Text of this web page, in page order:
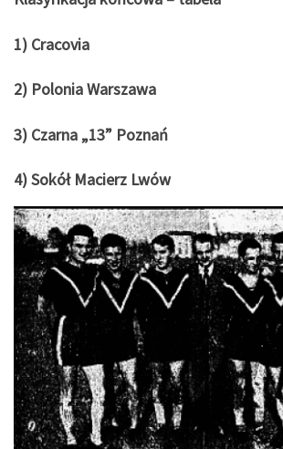
1) Cracovia
2) Polonia Warszawa
3) Czarna „13” Poznań
4) Sokół Macierz Lwów